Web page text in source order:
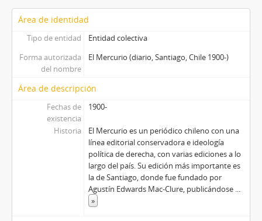
Área de identidad
Tipo de entidad
Entidad colectiva
Forma autorizada
del nombre
El Mercurio (diario, Santiago, Chile 1900-)
Área de descripción
Fechas de
existencia
1900-
Historia
El Mercurio es un periódico chileno con una
línea editorial conservadora e ideología
política de derecha, con varias ediciones a lo
largo del país. Su edición más importante es
la de Santiago, donde fue fundado por
Agustín Edwards Mac-Clure, publicándose ...
»